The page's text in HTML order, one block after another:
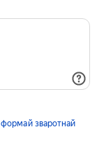
формай зваротнай